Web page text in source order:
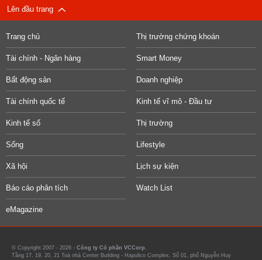
Lên đầu trang
Trang chủ Thị trường chứng khoán
Tài chính - Ngân hàng Smart Money
Bất động sản Doanh nghiệp
Tài chính quốc tế Kinh tế vĩ mô - Đầu tư
Kinh tế số Thị trường
Sống Lifestyle
Xã hội Lịch sự kiện
Báo cáo phân tích Watch List
eMagazine
© Copyright 2007 - 2026 - Công ty Cổ phần VCCorp.
Tầng 17, 19, 20, 21 Toà nhà Center Building - Hapulico Complex, Số 01, phố Nguyễn Huy